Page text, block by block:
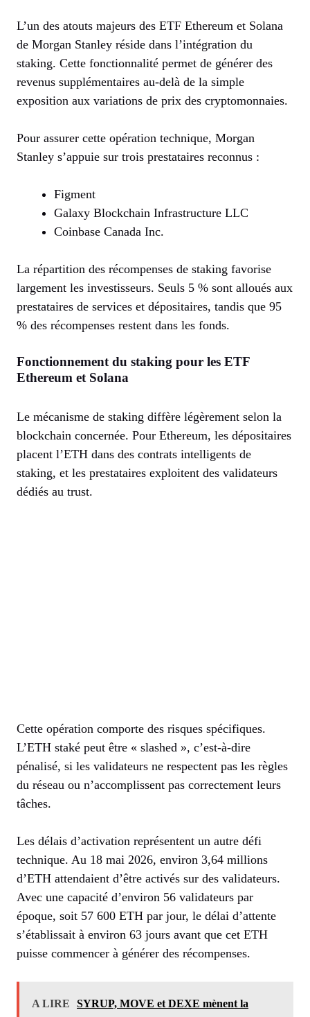
L’un des atouts majeurs des ETF Ethereum et Solana
de Morgan Stanley réside dans l’intégration du
staking. Cette fonctionnalité permet de générer des
revenus supplémentaires au-delà de la simple
exposition aux variations de prix des cryptomonnaies.
Pour assurer cette opération technique, Morgan
Stanley s’appuie sur trois prestataires reconnus :
Figment
Galaxy Blockchain Infrastructure LLC
Coinbase Canada Inc.
La répartition des récompenses de staking favorise
largement les investisseurs. Seuls 5 % sont alloués aux
prestataires de services et dépositaires, tandis que 95
% des récompenses restent dans les fonds.
Fonctionnement du staking pour les ETF
Ethereum et Solana
Le mécanisme de staking diffère légèrement selon la
blockchain concernée. Pour Ethereum, les dépositaires
placent l’ETH dans des contrats intelligents de
staking, et les prestataires exploitent des validateurs
dédiés au trust.
Cette opération comporte des risques spécifiques.
L’ETH staké peut être « slashed », c’est-à-dire
pénalisé, si les validateurs ne respectent pas les règles
du réseau ou n’accomplissent pas correctement leurs
tâches.
Les délais d’activation représentent un autre défi
technique. Au 18 mai 2026, environ 3,64 millions
d’ETH attendaient d’être activés sur des validateurs.
Avec une capacité d’environ 56 validateurs par
époque, soit 57 600 ETH par jour, le délai d’attente
s’établissait à environ 63 jours avant que cet ETH
puisse commencer à générer des récompenses.
A LIRE
SYRUP, MOVE et DEXE mènent la